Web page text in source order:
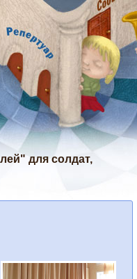
для солдат,